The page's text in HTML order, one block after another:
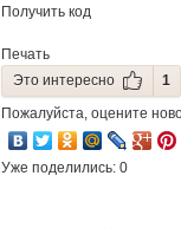
Получить код
Печать
Это интересно
1
Пожалуйста, оцените
Уже поделились: 0